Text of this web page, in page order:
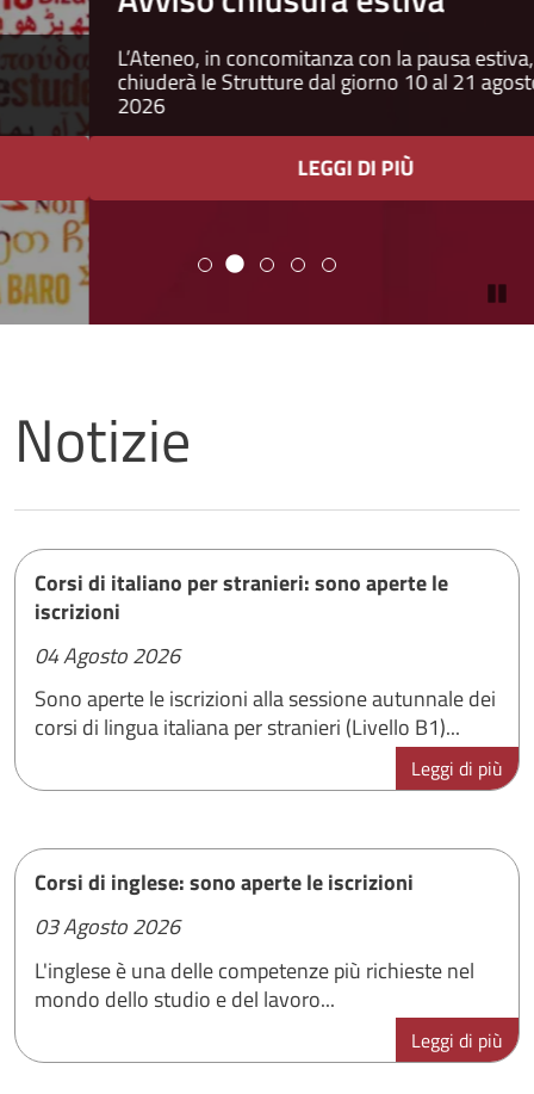
L’Ateneo, in concomitanza con la pausa estiva,
chiuderà le Strutture dal giorno 10 al 21 agosto
2026
LEGGI DI PIÙ
Università degli studi di Napoli
Notizie
Corsi di italiano per stranieri: sono aperte le
iscrizioni
04 Agosto 2026
Sono aperte le iscrizioni alla sessione autunnale dei
corsi di lingua italiana per stranieri (Livello B1)...
Leggi di più
Corsi di inglese: sono aperte le iscrizioni
03 Agosto 2026
L'inglese è una delle competenze più richieste nel
mondo dello studio e del lavoro...
Leggi di più